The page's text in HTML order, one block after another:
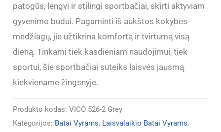
patogūs, lengvi ir stilingi sportbačiai, skirti aktyviam
gyvenimo būdui. Pagaminti iš aukštos kokybės
medžiagų, jie užtikrina komfortą ir tvirtumą visą
dieną. Tinkami tiek kasdieniam naudojimui, tiek
sportui, šie sportbačiai suteiks laisvės jausmą
kiekviename žingsnyje.
Produkto kodas:VICO 526-2 Grey
Kategorijos: Batai Vyrams, Laisvalaikio Batai Vyrams,